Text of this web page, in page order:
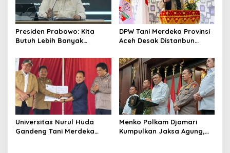
Presiden Prabowo: Kita
Butuh Lebih Banyak
Sains dan Teknologi
DPW Tani Merdeka Provinsi
Aceh Desak Distanbun
Rehabilitasi Lahan
Pertanian Pascabanjir
Universitas Nurul Huda
Gandeng Tani Merdeka
Menko Polkam Djamari
Kumpulkan Jaksa Agung,